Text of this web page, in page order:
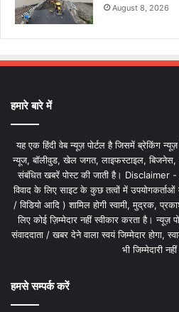
August 8, 2026
हमारे बारे में
यह एक हिंदी वेब न्यूज़ पोर्टल है जिसमें ब्रेकिंग
न्यूज, बॉलीवुड, खेल जगत, लाइफस्टाइल, बिजनेस,
संबंधित खबरें पोस्ट की जाती है। Disclaimer -
विवाद के लिए साइट के कुछ तत्वों में उपयोगकर्ताओं
/ विडियो आदि ) शामिल होगी स्वामी, मुद्रक,
लिए कोई ज़िम्मेदार नहीं स्वीकार करता है। न्यूज़
संवाददाता / खबर देने वाला स्वयं जिम्मेदार होगा,
भी जिम्मेदारी नहीं
हमसे सम्पर्क करें